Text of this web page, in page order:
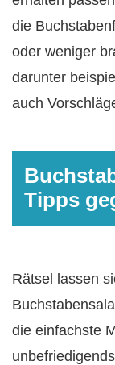
die
oder weniger
darunter
auch
Tipps
Rätsel lassen
die einfachste